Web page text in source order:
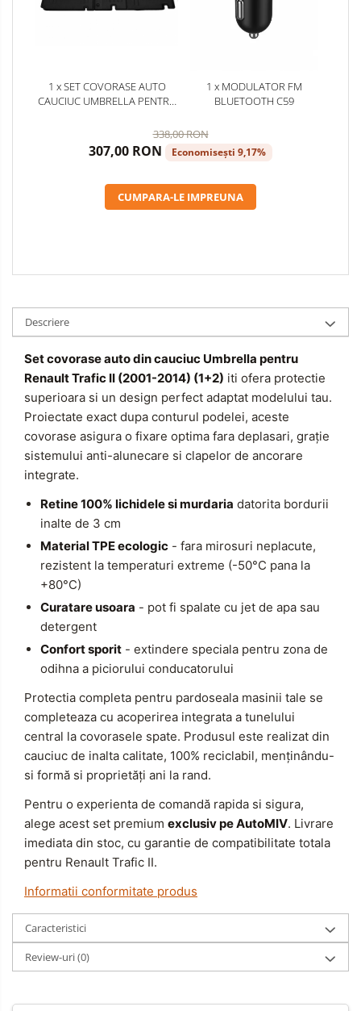
1 x SET COVORASE AUTO
CAUCIUC UMBRELLA PENTRU
1 x MODULATOR FM
BLUETOOTH C59
338,00 RON
307,00 RON Economisești 9,17%
CUMPARA-LE IMPREUNA
Descriere
Set covorase auto din cauciuc Umbrella pentru
Renault Trafic II (2001-2014) (1+2) iti ofera protectie
superioara si un design perfect adaptat modelului tau.
Proiectate exact dupa conturul podelei, aceste
covorase asigura o fixare optima fara deplasari, grație
sistemului anti-alunecare si clapelor de ancorare
integrate.
Retine 100% lichidele si murdaria datorita bordurii
inalte de 3 cm
Material TPE ecologic - fara mirosuri neplacute,
rezistent la temperaturi extreme (-50°C pana la
+80°C)
Curatare usoara - pot fi spalate cu jet de apa sau
detergent
Confort sporit - extindere speciala pentru zona de
odihna a piciorului conducatorului
Protectia completa pentru pardoseala masinii tale se
completeaza cu acoperirea integrata a tunelului
central la covorasele spate. Produsul este realizat din
cauciuc de inalta calitate, 100% reciclabil, menținându-
si formă si proprietăți ani la rand.
Pentru o experienta de comandă rapida si sigura,
alege acest set premium exclusiv pe AutoMIV. Livrare
imediata din stoc, cu garantie de compatibilitate totala
pentru Renault Trafic II.
Informatii conformitate produs
Caracteristici
Review-uri(0)